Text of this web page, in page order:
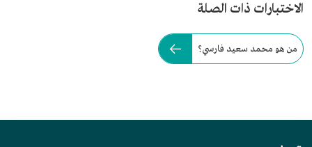
الاختبارات ذات الصلة
من هو محمد سعيد فارسي؟